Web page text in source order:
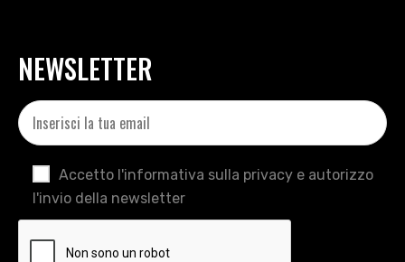
NEWSLETTER
Accetto l'informativa sulla privacy e autorizzo
l'invio della newsletter